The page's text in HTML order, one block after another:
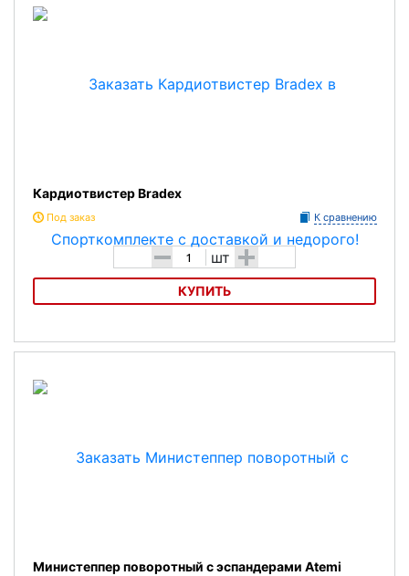
Кардиотвистер Bradex
Под заказ К сравнению
- шт +
КУПИТЬ
Кардиотвистер Bradex
Министеппер поворотный с эспандерами Atemi